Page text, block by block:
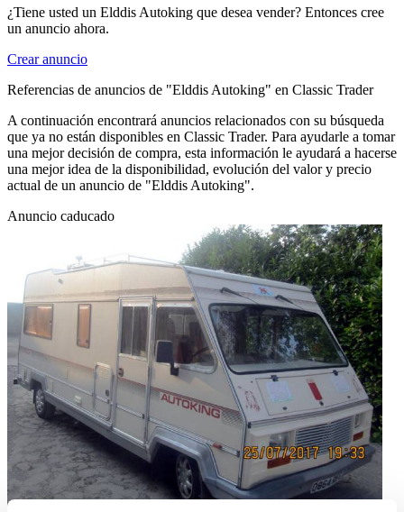
¿Tiene usted un Elddis Autoking que desea vender? Entonces cree
un anuncio ahora.
Crear anuncio
Referencias de anuncios de "Elddis Autoking" en Classic Trader
A continuación encontrará anuncios relacionados con su búsqueda
que ya no están disponibles en Classic Trader. Para ayudarle a tomar
una mejor decisión de compra, esta información le ayudará a hacerse
una mejor idea de la disponibilidad, evolución del valor y precio
actual de un anuncio de "Elddis Autoking".
Anuncio caducado